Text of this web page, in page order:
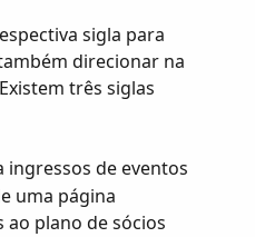
sigla para
direcionar na
três siglas
ingressos de eventos
uma página
ao plano de sócios